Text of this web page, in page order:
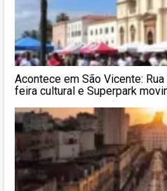
Acontece em São Vicente:
feira cultural e Superpark